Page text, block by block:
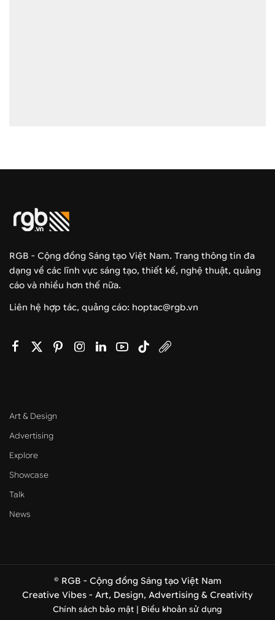
RGB - Cộng đồng Sáng tạo Việt Nam. Trang thông tin đa
dạng về các lĩnh vực sáng tạo, thiết kế, nghệ thuật, quảng
cáo và nhiều hơn thế nữa.
Liên hệ hợp tác, quảng cáo: hoptac@rgb.vn
Art & Design
Advertising
Explore
Showcase
Talk
News
© RGB - Cộng đồng Sáng tạo Việt Nam
Creative Vibes - Art, Design, Advertising & Creativity
Chính sách bảo mật | Điều khoản sử dụng